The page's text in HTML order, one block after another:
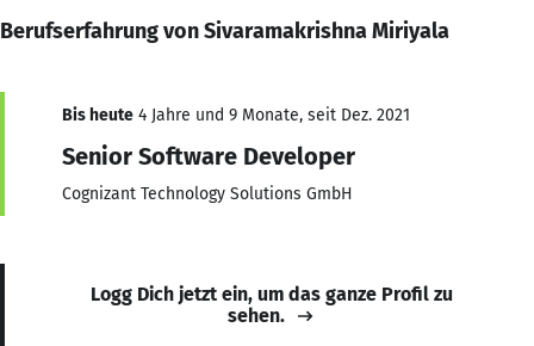
Berufserfahrung von Sivaramakrishna Miriyala
Bis heute 4 Jahre und 9 Monate, seit Dez. 2021
Senior Software Developer
Cognizant Technology Solutions GmbH
Logg Dich jetzt ein, um das ganze Profil zu
sehen.